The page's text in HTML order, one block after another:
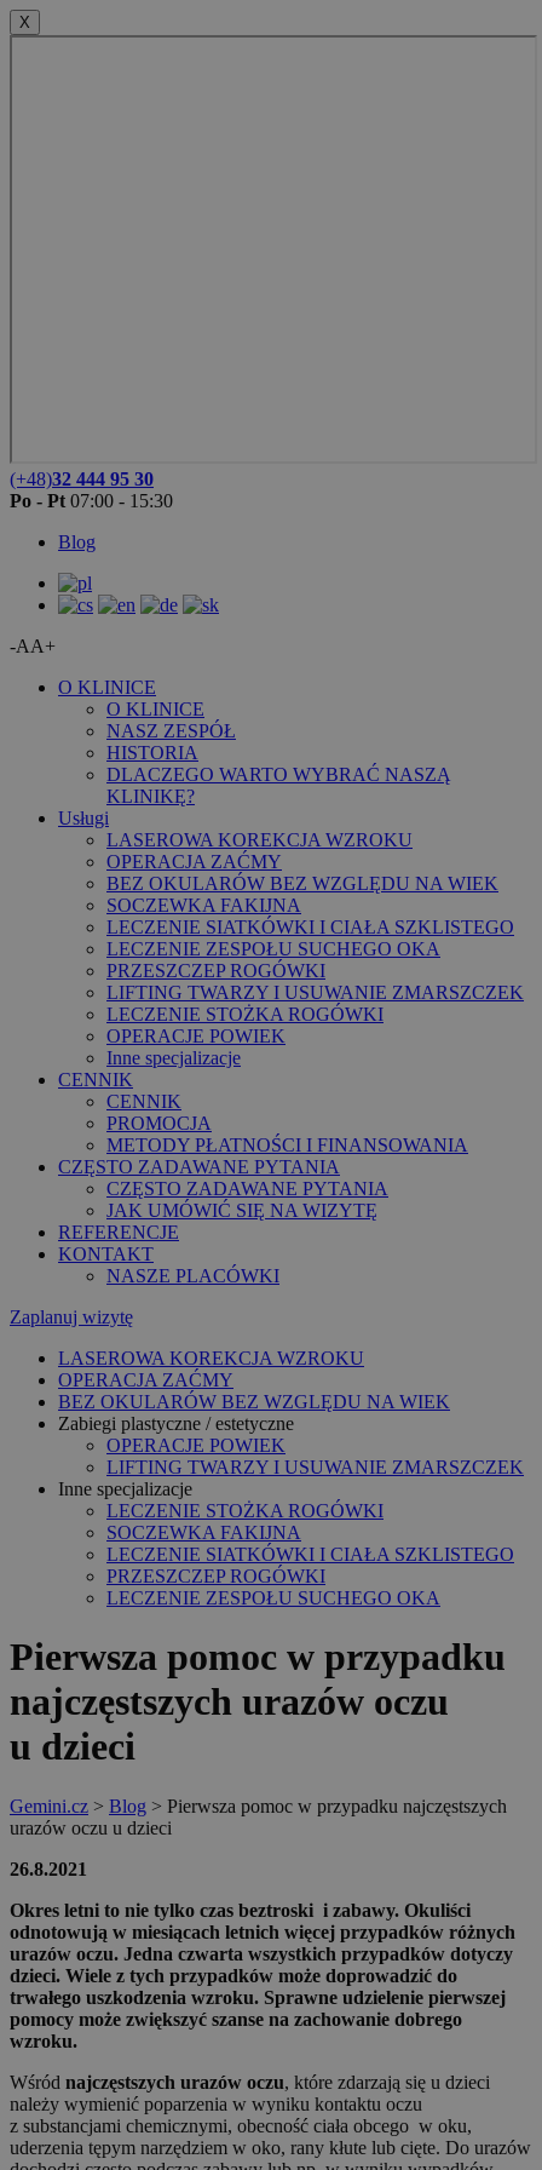
X
(+48)32 444 95 30
Po - Pt 07:00 - 15:30
Blog
-AA+
O KLINICE
O KLINICE
NASZ ZESPÓŁ
HISTORIA
DLACZEGO WARTO WYBRAĆ NASZĄ
KLINIKĘ?
Usługi
LASEROWA KOREKCJA WZROKU
OPERACJA ZAĆMY
BEZ OKULARÓW BEZ WZGLĘDU NA WIEK
SOCZEWKA FAKIJNA
LECZENIE SIATKÓWKI I CIAŁA SZKLISTEGO
LECZENIE ZESPOŁU SUCHEGO OKA
PRZESZCZEP ROGÓWKI
LIFTING TWARZY I USUWANIE ZMARSZCZEK
LECZENIE STOŻKA ROGÓWKI
OPERACJE POWIEK
Inne specjalizacje
CENNIK
CENNIK
PROMOCJA
METODY PŁATNOŚCI I FINANSOWANIA
CZĘSTO ZADAWANE PYTANIA
CZĘSTO ZADAWANE PYTANIA
JAK UMÓWIĆ SIĘ NA WIZYTĘ
REFERENCJE
KONTAKT
NASZE PLACÓWKI
Zaplanuj wizytę
LASEROWA KOREKCJA WZROKU
OPERACJA ZAĆMY
BEZ OKULARÓW BEZ WZGLĘDU NA WIEK
Zabiegi plastyczne / estetyczne
OPERACJE POWIEK
LIFTING TWARZY I USUWANIE ZMARSZCZEK
Inne specjalizacje
LECZENIE STOŻKA ROGÓWKI
SOCZEWKA FAKIJNA
LECZENIE SIATKÓWKI I CIAŁA SZKLISTEGO
PRZESZCZEP ROGÓWKI
LECZENIE ZESPOŁU SUCHEGO OKA
Pierwsza pomoc w przypadku
najczęstszych urazów oczu
u dzieci
Gemini.cz > Blog > Pierwsza pomoc w przypadku najczęstszych
urazów oczu u dzieci
26.8.2021
Okres letni to nie tylko czas beztroski i zabawy. Okuliści
odnotowują w miesiącach letnich więcej przypadków różnych
urazów oczu. Jedna czwarta wszystkich przypadków dotyczy
dzieci. Wiele z tych przypadków może doprowadzić do
trwałego uszkodzenia wzroku. Sprawne udzielenie pierwszej
pomocy może zwiększyć szanse na zachowanie dobrego
wzroku.
Wśród najczęstszych urazów oczu, które zdarzają się u dzieci
należy wymienić poparzenia w wyniku kontaktu oczu
z substancjami chemicznymi, obecność ciała obcego w oku,
uderzenia tępym narzędziem w oko, rany kłute lub cięte. Do urazów